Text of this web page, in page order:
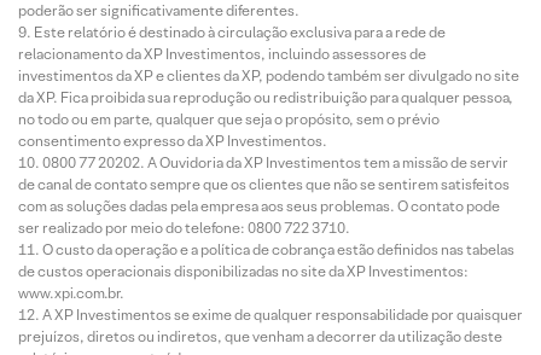
poderão ser significativamente diferentes.
Este relatório é destinado à circulação exclusiva para a rede de
relacionamento da XP Investimentos, incluindo assessores de
investimentos da XP e clientes da XP, podendo também ser divulgado no site
da XP. Fica proibida sua reprodução ou redistribuição para qualquer pessoa,
no todo ou em parte, qualquer que seja o propósito, sem o prévio
consentimento expresso da XP Investimentos.
0800 77 20202. A Ouvidoria da XP Investimentos tem a missão de servir
de canal de contato sempre que os clientes que não se sentirem satisfeitos
com as soluções dadas pela empresa aos seus problemas. O contato pode
ser realizado por meio do telefone: 0800 722 3710.
O custo da operação e a política de cobrança estão definidos nas tabelas
de custos operacionais disponibilizadas no site da XP Investimentos:
www.xpi.com.br.
A XP Investimentos se exime de qualquer responsabilidade por quaisquer
prejuízos, diretos ou indiretos, que venham a decorrer da utilização deste